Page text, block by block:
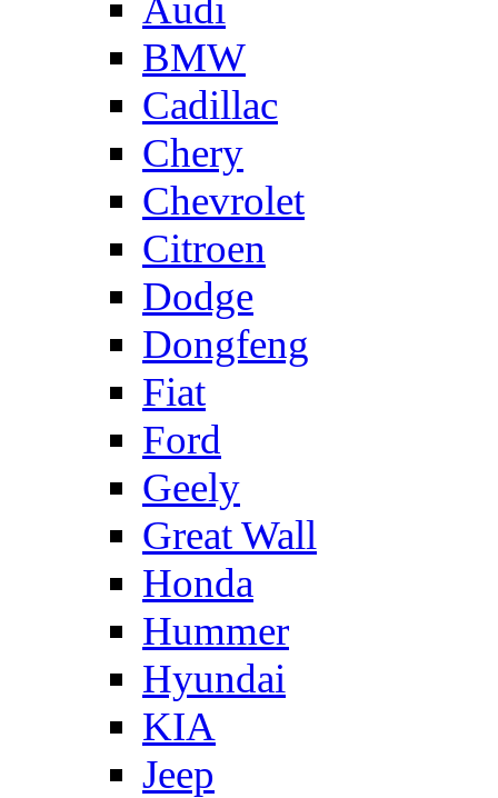
Audi
BMW
Cadillac
Chery
Chevrolet
Citroen
Dodge
Dongfeng
Fiat
Ford
Geely
Great Wall
Honda
Hummer
Hyundai
KIA
Jeep